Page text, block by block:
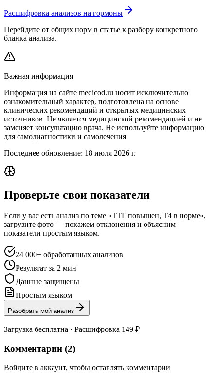
Расшифровка анализов на гормоны
Перейдите от общих норм в статье к разбору конкретного
бланка анализа.
Важная информация
Информация на сайте medicod.ru носит исключительно
ознакомительный характер, подготовлена на основе
клинических рекомендаций и открытых медицинских
источников. Не является медицинской рекомендацией и не
заменяет консультацию врача. Не используйте информацию
для самодиагностики и самолечения.
Последнее обновление: 18 июля 2026 г.
Проверьте свои показатели
Если у вас есть анализ по теме «ТТГ повышен, Т4 в норме»,
загрузите фото — покажем отклонения и объясним
показатели простым языком.
24 000+ обработанных анализов
Результат за 2 мин
Данные защищены
Простым языком
Разобрать мой анализ
Загрузка бесплатна · Расшифровка 149 ₽
Комментарии (2)
Войдите в аккаунт, чтобы оставлять комментарии